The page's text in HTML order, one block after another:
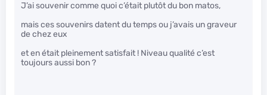
J’ai souvenir comme quoi c’était plutôt du bon matos,
mais ces souvenirs datent du temps ou j’avais un graveur
de chez eux
et en était pleinement satisfait ! Niveau qualité c’est
toujours aussi bon ?